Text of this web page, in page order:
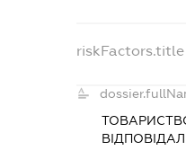
riskFactors.title